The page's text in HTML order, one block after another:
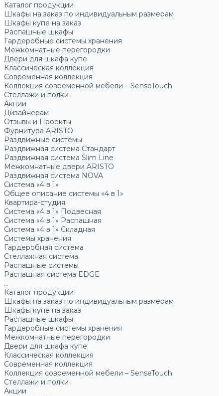
Каталог продукции
Шкафы на заказ по индивидуальным размерам
Шкафы купе на заказ
Распашные шкафы
Гардеробные системы хранения
Межкомнатные перегородки
Двери для шкафа купе
Классическая коллекция
Современная коллекция
Коллекция современной мебели – SenseTouch
Стеллажи и полки
Акции
Дизайнерам
Отзывы и Проекты
Фурнитура ARISTO
Раздвижные системы
Раздвижная система Стандарт
Раздвижная система Slim Line
Межкомнатные двери ARISTO
Раздвижная система NOVA
Система «4 в 1»
Общее описание системы «4 в 1»
Квартира-студия
Система «4 в 1» Подвесная
Система «4 в 1» Распашная
Система «4 в 1» Складная
Системы хранения
Гардеробная система
Стеллажная система
Распашные системы
Распашная система EDGE
...
Каталог продукции
Шкафы на заказ по индивидуальным размерам
Шкафы купе на заказ
Распашные шкафы
Гардеробные системы хранения
Межкомнатные перегородки
Двери для шкафа купе
Классическая коллекция
Современная коллекция
Коллекция современной мебели – SenseTouch
Стеллажи и полки
Акции